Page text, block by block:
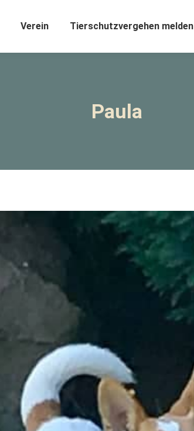
Verein Tierschutzvergehen melden
Paula